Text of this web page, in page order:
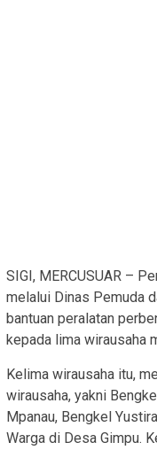
SIGI, MERCUSUAR –
melalui Dinas Pemuda
bantuan peralatan
kepada lima wirausaha
Kelima wirausaha itu,
wirausaha, yakni
Mpanau, Bengkel
Warga di Desa Gimpu.